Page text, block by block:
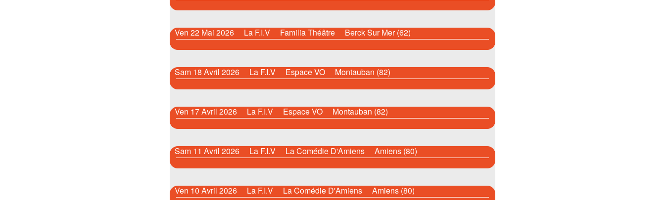
Ven 22 Mai 2026 La F.I.V Familia Théâtre Berck Sur Mer (62)
Sam 18 Avril 2026 La F.I.V Espace VO Montauban (82)
Ven 17 Avril 2026 La F.I.V Espace VO Montauban (82)
Sam 11 Avril 2026 La F.I.V La Comédie D'Amiens Amiens (80)
Ven 10 Avril 2026 La F.I.V La Comédie D'Amiens Amiens (80)